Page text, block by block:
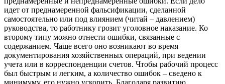
идет от преднамеренной фальсификации, сделанной
самостоятельно или под влиянием (читай – давлением)
руководства, то работнику грозит уголовное наказание. Ко
второму типу можно отнести ошибки, связанные с
содержанием. Чаще всего оно возникают во время
документирования хозяйственных операций, при ведении
учета или в корреспонденции счетов. Чтобы рабочий процесс
был быстрым и легким, а количество ошибок – сведено к
минимуму, его нужно ускорить. Благодаря развитию